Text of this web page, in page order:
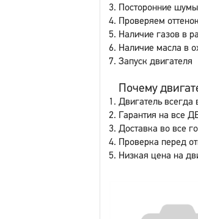
Посторонние
Проверяем
Наличие газов в
Наличие масла в
Запуск двигателя
Почему
Двигатель всегда
Гарантия на все
Доставка во все
Проверка перед
Низкая цена на